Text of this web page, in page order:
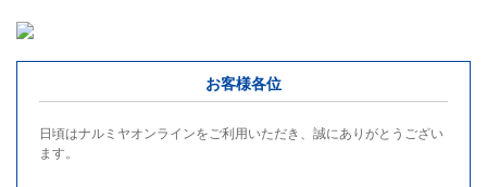
お客様各位
日頃はナルミヤオンラインをご利用いただき、誠にありがとうござい
ます。